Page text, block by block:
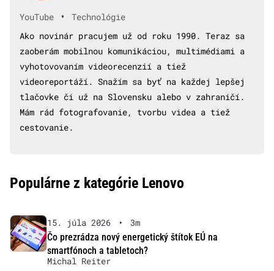
YouTube •
Technológie
Ako novinár pracujem už od roku 1990. Teraz sa
zaoberám mobilnou komunikáciou, multimédiami a
vyhotovovaním videorecenzií a tiež
videoreportáží. Snažím sa byť na každej lepšej
tlačovke či už na Slovensku alebo v zahraničí.
Mám rád fotografovanie, tvorbu videa a tiež
cestovanie.
Populárne z kategórie Lenovo
15. júla 2026 •
3m
Čo prezrádza nový energetický štítok EÚ na
smartfónoch a tabletoch?
Michal Reiter